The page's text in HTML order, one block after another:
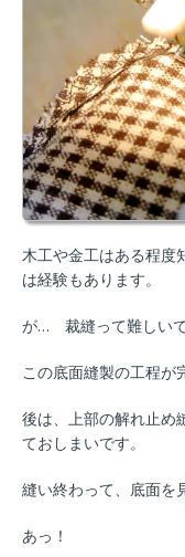
木工や金工はある程度
は経験もあります。
が… 裁縫って難しいで
この底面縫製の工程が
後は、上部の解れ止め
ておしまいです。
縫い終わって、底面
あっ！